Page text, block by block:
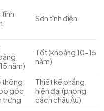
tĩnh
Sơn tĩnh điện
năm)
Tốt (khoảng 10-15
năm)
thông,
góc
trưng
Thiết kế phẳng,
hiện đại (phong
cách châu Âu)